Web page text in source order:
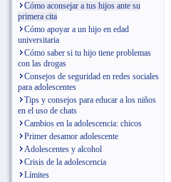
Cómo aconsejar a tus hijos ante su
primera cita
Cómo apoyar a un hijo en edad
universitaria
Cómo saber si tu hijo tiene problemas
con las drogas
Consejos de seguridad en redes sociales
para adolescentes
Tips y consejos para educar a los niños
en el uso de chats
Cambios en la adolescencia: chicos
Primer desamor adolescente
Adolescentes y alcohol
Crisis de la adolescencia
Límites